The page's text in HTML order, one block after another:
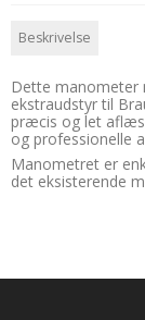
Beskrivelse
Dette manometer
ekstraudstyr til
præcis og let
og professionelle
Manometret er
det eksisterende